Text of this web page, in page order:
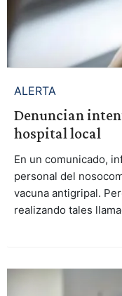
ALERTA
Denuncian
hospital local
En un comunicado,
personal del
vacuna antigripal.
realizando tales